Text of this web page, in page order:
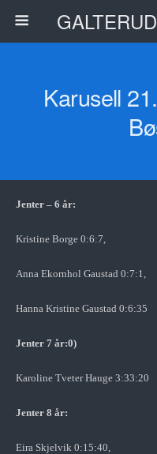
Karusell
Jenter – 6 år:
Kristine Borge 0:6:7,
Anna Ekornhol Gaustad 0:7:1,
Hanna Kristine Gaustad 0:6:35
Jenter 7 år:0)
Karoline Tveter Hauge 3:33:20
Jenter 8 år:
Eira Skjelvik 0:15:40,